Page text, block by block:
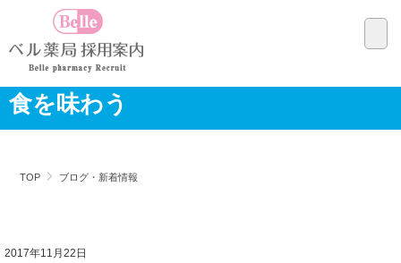
食を味わう
TOP ブログ・新着情報
2017年11月22日